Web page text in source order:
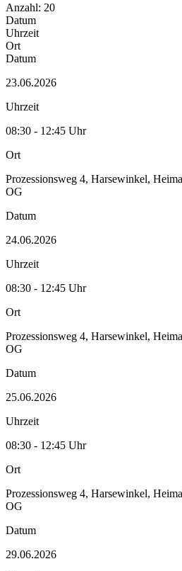
Anzahl: 20
Datum
Uhrzeit
Ort
Datum
23.06.2026
Uhrzeit
08:30 - 12:45 Uhr
Ort
Prozessionsweg 4, Harsewinkel,
OG
Datum
24.06.2026
Uhrzeit
08:30 - 12:45 Uhr
Ort
Prozessionsweg 4, Harsewinkel,
OG
Datum
25.06.2026
Uhrzeit
08:30 - 12:45 Uhr
Ort
Prozessionsweg 4, Harsewinkel,
OG
Datum
29.06.2026